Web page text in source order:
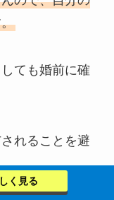
ても婚前に確
れることを避
く見る